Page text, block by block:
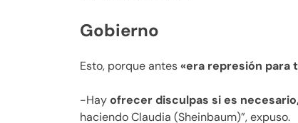
Gobierno
Esto, porque antes«era represión para
-Hayofrecer disculpas si es
haciendo Claudia (Sheinbaum)”, expuso.